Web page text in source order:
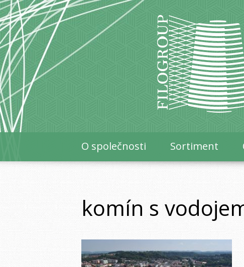
O společnosti Sortiment
komín s